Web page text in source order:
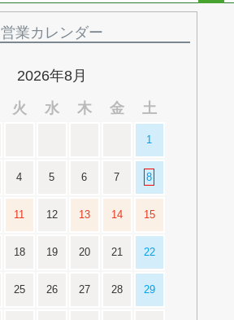
営業カレンダー
2026年8月
火 水 木 金 土
1
4 5 6 7 8
11 12 13 14 15
18 19 20 21 22
25 26 27 28 29